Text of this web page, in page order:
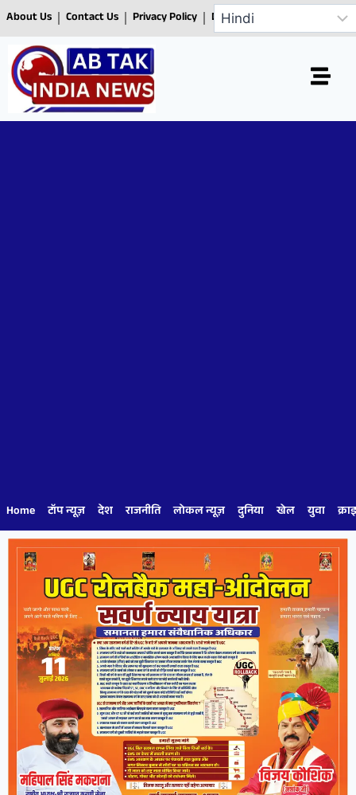
About Us Contact Us Privacy Policy Disclaimer
Home टॉप न्यूज़ देश राजनीति लोकल न्यूज़ दुनिया खेल युवा